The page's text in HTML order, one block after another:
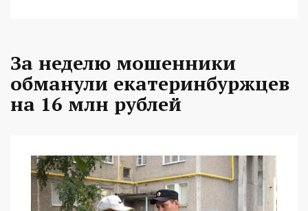
За неделю мошенники
обманули екатеринбуржцев
на 16 млн рублей